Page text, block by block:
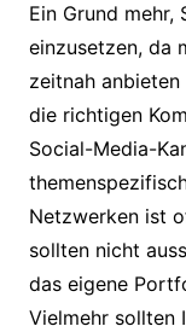
Ein Grund
einzusetzen, da
zeitnah
die richtigen
Social-Media-
Netzwerken ist
sollten nicht
das eigene
Vielmehr sollten